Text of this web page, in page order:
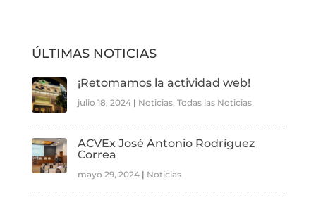
ÚLTIMAS NOTICIAS
¡Retomamos la actividad web!
julio 18, 2024| Noticias, Todas las Noticias
ACVEx José Antonio Rodríguez
Correa
mayo 29, 2024| Noticias